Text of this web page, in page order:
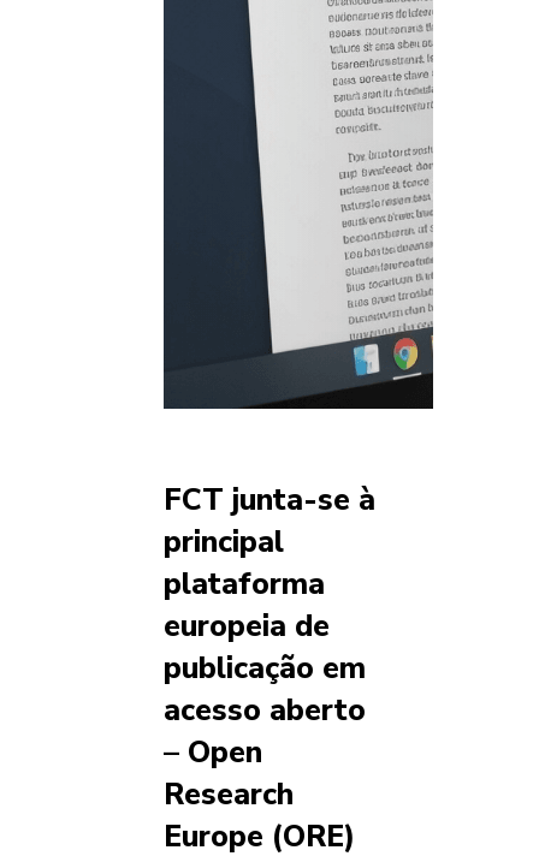
FCT junta-se à
principal
plataforma
europeia de
publicação em
acesso aberto
– Open
Research
Europe (ORE)